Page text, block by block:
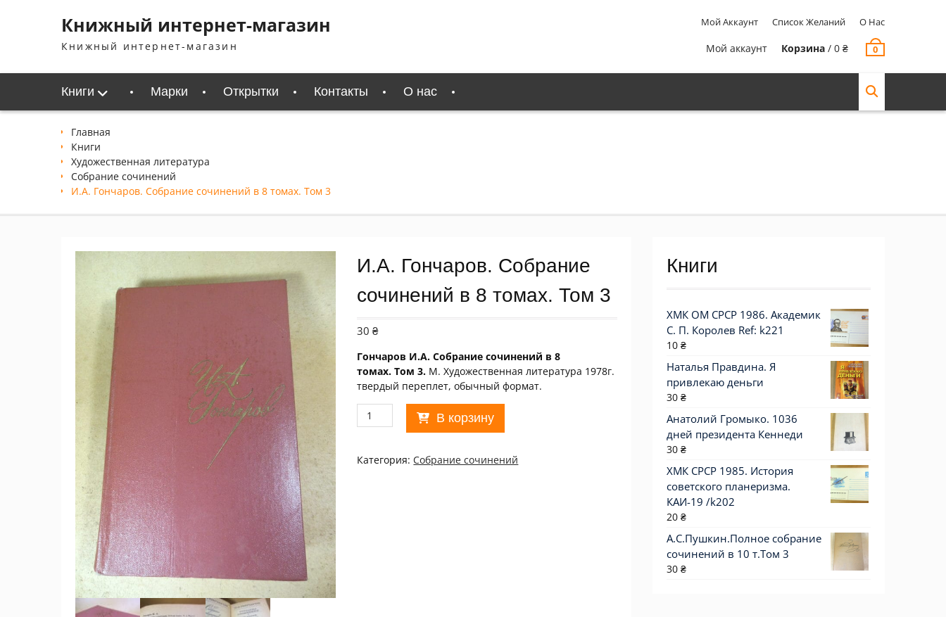
содержимомуКнижный интернет-магазин
Книжный интернет-магазин
Мой Аккаунт Список Желаний О Нас
Мой аккаунт Корзина / 0 ₴ 0
Книги Марки Открытки Контакты О нас
Главная
Книги
Xудожественная литература
Собрание сочинений
И.А. Гончаров. Собрание сочинений в 8 томах. Том 3
И.А. Гончаров. Собрание
сочинений в 8 томах. Том 3
30₴
Гончаров И.А. Собрание сочинений в 8
томах. Том 3. М. Художественная литература 1978г.
твердый переплет, обычный формат.
Количество
товара
Гончаров.
Собрание
В корзину
Категория: Собрание сочинений
Книги
ХМК ОМ СРСР 1986. Академик
С. П. Королев Ref: k221
10 ₴
Наталья Правдина. Я
привлекаю деньги
30 ₴
Анатолий Громыко. 1036
дней президента Кеннеди
30 ₴
ХМК СРСР 1985. История
советского планеризма.
КАИ-19 /k202
20 ₴
А.С.Пушкин.Полное собрание
сочинений в 10 т.Том 3
30 ₴